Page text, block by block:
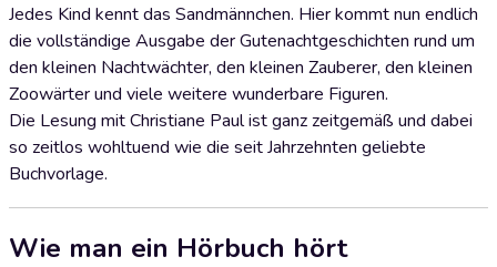
Jedes Kind kennt das Sandmännchen. Hier kommt nun endlich
die vollständige Ausgabe der Gutenachtgeschichten rund um
den kleinen Nachtwächter, den kleinen Zauberer, den kleinen
Zoowärter und viele weitere wunderbare Figuren.
Die Lesung mit Christiane Paul ist ganz zeitgemäß und dabei
so zeitlos wohltuend wie die seit Jahrzehnten geliebte
Buchvorlage.
Wie man ein Hörbuch hört